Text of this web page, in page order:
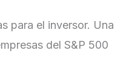
para el inversor. Una
del S&P 500